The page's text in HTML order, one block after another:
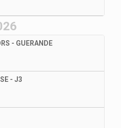
- GUERANDE
- J3